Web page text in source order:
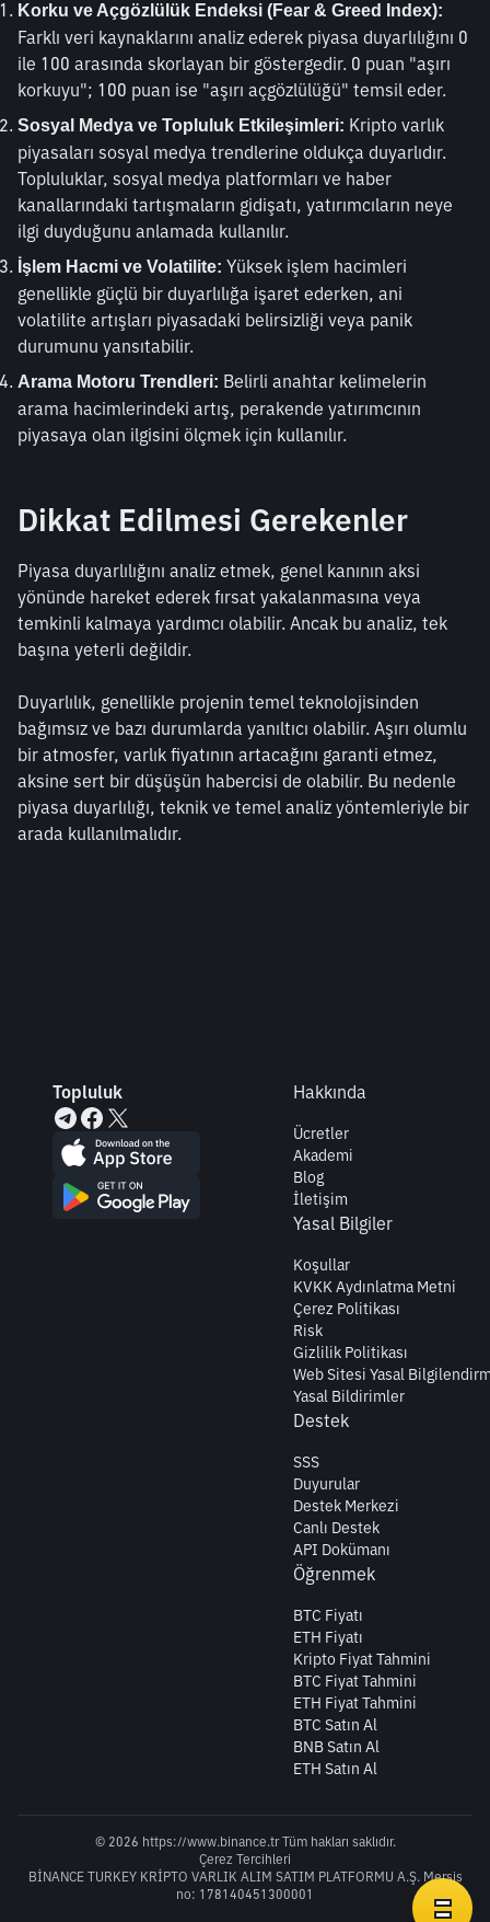
Korku ve Açgözlülük Endeksi (Fear & Greed Index):
Farklı veri kaynaklarını analiz ederek piyasa duyarlılığını 0
ile 100 arasında skorlayan bir göstergedir. 0 puan "aşırı
korkuyu"; 100 puan ise "aşırı açgözlülüğü" temsil eder.
Sosyal Medya ve Topluluk Etkileşimleri: Kripto varlık
piyasaları sosyal medya trendlerine oldukça duyarlıdır.
Topluluklar, sosyal medya platformları ve haber
kanallarındaki tartışmaların gidişatı, yatırımcıların neye
ilgi duyduğunu anlamada kullanılır.
İşlem Hacmi ve Volatilite: Yüksek işlem hacimleri
genellikle güçlü bir duyarlılığa işaret ederken, ani
volatilite artışları piyasadaki belirsizliği veya panik
durumunu yansıtabilir.
Arama Motoru Trendleri: Belirli anahtar kelimelerin
arama hacimlerindeki artış, perakende yatırımcının
piyasaya olan ilgisini ölçmek için kullanılır.
Dikkat Edilmesi Gerekenler
Piyasa duyarlılığını analiz etmek, genel kanının aksi
yönünde hareket ederek fırsat yakalanmasına veya
temkinli kalmaya yardımcı olabilir. Ancak bu analiz, tek
başına yeterli değildir.
Duyarlılık, genellikle projenin temel teknolojisinden
bağımsız ve bazı durumlarda yanıltıcı olabilir. Aşırı olumlu
bir atmosfer, varlık fiyatının artacağını garanti etmez,
aksine sert bir düşüşün habercisi de olabilir. Bu nedenle
piyasa duyarlılığı, teknik ve temel analiz yöntemleriyle bir
arada kullanılmalıdır.
Topluluk Hakkında
Ücretler
Akademi
Blog
İletişim
Yasal Bilgiler
Koşullar
KVKK Aydınlatma Metni
Çerez Politikası
Risk
Gizlilik Politikası
Web Sitesi Yasal
Yasal Bildirimler
Destek
SSS
Duyurular
Destek Merkezi
Canlı Destek
API Dokümanı
Öğrenmek
BTC Fiyatı
ETH Fiyatı
Kripto Fiyat Tahmini
BTC Fiyat Tahmini
ETH Fiyat Tahmini
BTC Satın Al
BNB Satın Al
ETH Satın Al
© 2026 https://www.binance.tr Tüm hakları saklıdır.
Çerez Tercihleri
BİNANCE TURKEY KRİPTO VARLIK ALIM SATIM PLATFORMU A.Ş. Mersis
no: 178140451300001